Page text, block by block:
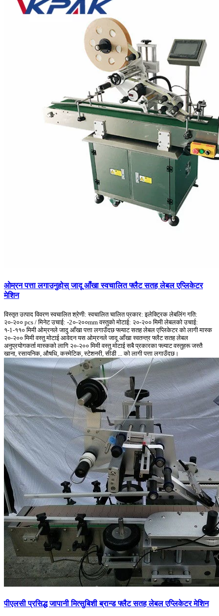
ओम्रन पत्ता लगाउनुहोस् जादू आँखा स्वचालित फ्लैट सतह लेबल एप्लिकेटर
मेशिन
विस्तृत उत्पाद विवरण स्वचालित श्रेणी: स्वचालित चालित प्रकार: इलेक्ट्रिक लेबलिंग गति:
२०-२०० pcs / मिनेट उचाई: -2०-२००mm वस्तुको मोटाई: २०-२०० मिमी लेबलको उचाई:
१-1-११० मिमी ओम्रनले जादु आँखा पत्ता लगाउँदछ फ्ल्याट सतह लेबल एप्लिकेटर को लागी मास्क
२०-२०० मिमी वस्तु मोटाई आवेदन यस ओम्रनले जादू आँखा स्वतन्त्र फ्लैट सतह लेबल
अनुप्रयोगकर्ता मास्कको लागि २०-२०० मिमी वस्तु मोटाई सबै प्रकारका फ्ल्याट वस्तुहरू जस्तै
खाना, रसायनिक, औषधि, कस्मेटिक, स्टेशनरी, सीडी ... को लागी पत्ता लगाउँदछ।
पीएलसी प्रसिद्ध जापानी मित्सुबिशी ब्रान्ड फ्लैट सतह लेबल एप्लिकेटर मेशिन